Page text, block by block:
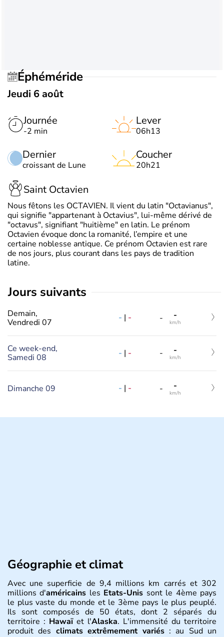
Éphéméride
Jeudi 6 août
Journée
-2 min
Dernier
croissant de Lune
Lever
06h13
Coucher
20h21
Saint Octavien
Nous fêtons les OCTAVIEN. Il vient du latin "Octavianus",
qui signifie "appartenant à Octavius", lui-même dérivé de
"octavus", signifiant "huitième" en latin. Le prénom
Octavien évoque donc la romanité, l’empire et une
certaine noblesse antique. Ce prénom Octavien est rare
de nos jours, plus courant dans les pays de tradition
latine.
jours suivants
Demain,
Vendredi 07
- | - - -
km/h
Ce week-end,
Samedi 08
- | - - -
km/h
Dimanche 09 - | - - -
km/h
Géographie et climat
Avec une superficie de 9,4 millions km carrés et 302
millions d'américains les Etats-Unis sont le 4ème pays
le plus vaste du monde et le 3ème pays le plus peuplé.
Ils sont composés de 50 états, dont 2 séparés du
territoire : Hawaïet l'Alaska. L'immensité du territoire
produit des climats extrêmement variés: au Sud un